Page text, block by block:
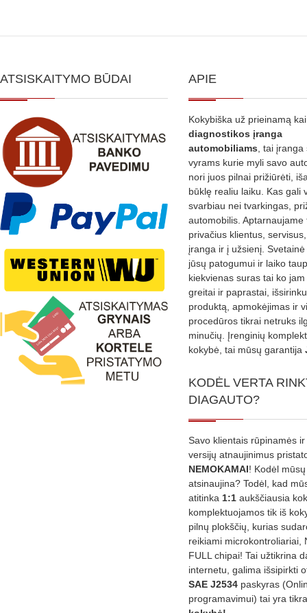
ATSISKAITYMO BŪDAI APIE
Kokybiška už prieinamą
diagnostikos įranga
automobiliams , tai
vyrams kurie myli savo
nori juos pilnai prižiūrėti,
būklę realiu laiku. Kas gali
svarbiau nei tvarkingas,
automobilis. Aptarnaujame
privačius klientus,
įranga ir į užsienį.
jūsų patogumui ir laiko
kiekvienas suras tai ko
greitai ir paprastai,
produktą, apmokėjimas ir
procedūros tikrai netruks
minučių. Įrenginių
kokybė, tai mūsų garantija
KODĖL VERTA
DIAGAUTO?
Savo klientais rūpinamės
versijų atnaujinimus
NEMOKAMAI! Kodėl
atsinaujina? Todėl, kad
atitinka 1:1 aukščiausia
komplektuojamos tik iš
pilnų plokščių, kurias
reikiami microkontroliariai,
FULL chipai! Tai užtikrina
internetu, galima išsipirkti
SAE J2534 paskyras
programavimui) tai yra